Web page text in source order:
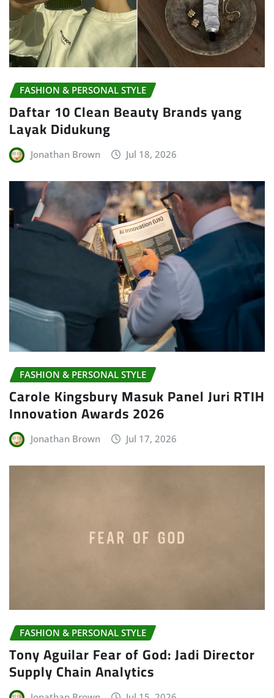
FASHION & PERSONAL STYLE
Daftar 10 Clean Beauty Brands yang
Layak Didukung
Jonathan Brown Jul 18, 2026
FASHION & PERSONAL STYLE
Carole Kingsbury Masuk Panel Juri RTIH
Innovation Awards 2026
Jonathan Brown Jul 17, 2026
FASHION & PERSONAL STYLE
Tony Aguilar Fear of God: Jadi Director
Supply Chain Analytics